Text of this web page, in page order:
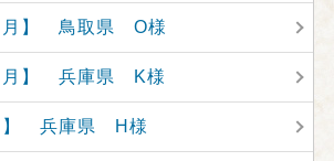
月】 鳥取県 O様
月】 兵庫県 K様
】 兵庫県 H様